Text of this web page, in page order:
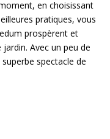
en choisissant
pratiques, vous
prospèrent et
Avec un peu de
spectacle de